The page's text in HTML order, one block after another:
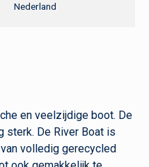
Nederland
en veelzijdige boot. De
sterk. De River Boat is
volledig gerecycled